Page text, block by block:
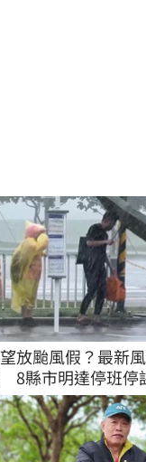
放颱風假？最新
8縣市明達停班停